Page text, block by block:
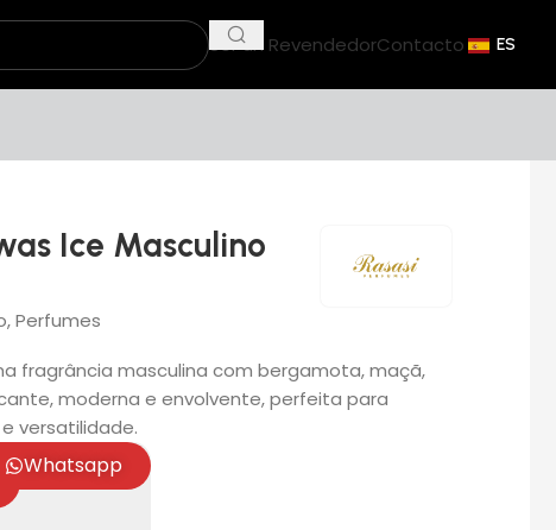
Ser un RevendedorContacto ES
Ice Masculino
,Perfumes
fragrância masculina com bergamota, maçã,
moderna e envolvente, perfeita para
versatilidade.
Whatsapp